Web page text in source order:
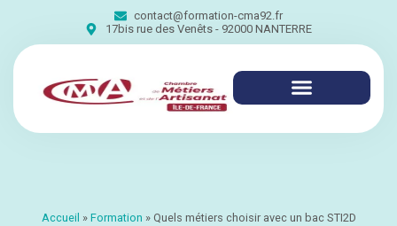
contact@formation-cma92.fr
17bis rue des Venêts - 92000 NANTERRE
Accueil » Formation » Quels métiers choisir avec un bac STI2D